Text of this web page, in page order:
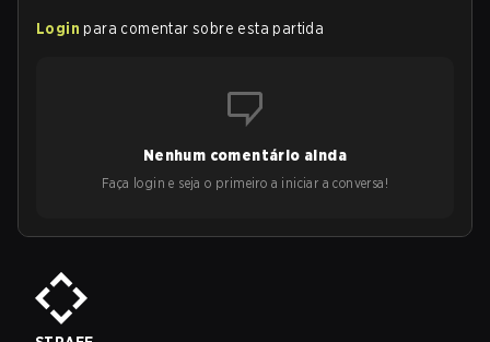
Login para comentar sobre esta partida
Nenhum comentário ainda
Faça login e seja o primeiro a iniciar a conversa!